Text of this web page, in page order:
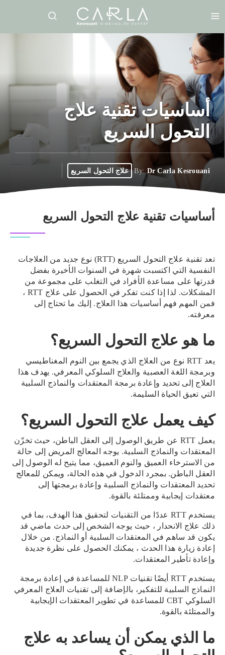
أساسيات تقنية علاج
التحول السريع
By: Dr Carla Kesrouani علاج التحول السريع
أساسيات تقنية علاج التحول السريع
تعد تقنية علاج التحول السريع (RTT) نوع جديد من العلاجات
النفسية التي اكتسبت شهرة في السنوات الأخيرة بفضل
قدرتها على مساعدة الأفراد في التغلب على مجموعة من
المشكلات. لذا إذا كنت تفكر في الحصول على علاج RTT ،
فمن المهم فهم أساسيات هذا العلاج. إليك ما تحتاج إلى
معرفته.
ما هو علاج التحول السريع؟
يعد RTT نوع من العلاج الذي يجمع بين النوم المغناطيسي
وبرمجة اللغة العصبية والعلاج السلوكي المعرفي. يهدف هذا
العلاج إلى تحديد وإعادة برمجة المعتقدات والنماذج السلبية
التي تعيق الحياة السليمة.
كيف يعمل علاج التحول السريع؟
يعمل RTT عن طريق الوصول إلى العقل الباطن، حيث تخزّن
المعتقدات والنماذج السلبية. يوجه المعالج المريض إلى حالة
من الاسترخاء العميق والنوم العميق، مما يتيح له الوصول إلى
العقل الباطن. بمجرد الدخول في هذه الحالة، ويمكن للمعالج
تحديد المعتقدات والنماذج السلبية وإعادة برمجتها إلى
معتقدات إيجابية وممتلئة بالقوة.
يستخدم RTT عددًا من التقنيات لتحقيق هذا الهدف، بما في
ذلك علاج الانحدار ، حيث يوجه الشخص إلى حدث ماضي قد
يكون قد ساهم في المعتقدات السلبية أو النماذج. من خلال
إعادة زيارة هذا الحدث ، يمكنك الحصول على نظرة جديدة
وإعادة تأطير المعتقدات.
يستخدم RTT أيضًا تقنيات NLP للمساعدة في إعادة برمجة
النماذج السلبية للتفكير، بالإضافة إلى تقنيات العلاج المعرفي
السلوكي CBT للمساعدة في تطوير المعتقدات الإيجابية
والممتلئة بالقوة.
ما الذي يمكن أن يساعد به علاج